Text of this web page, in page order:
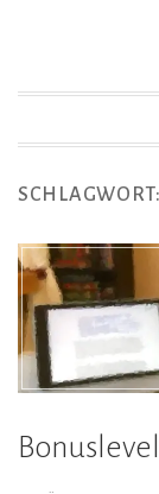
Game
SCHLAGWORT: